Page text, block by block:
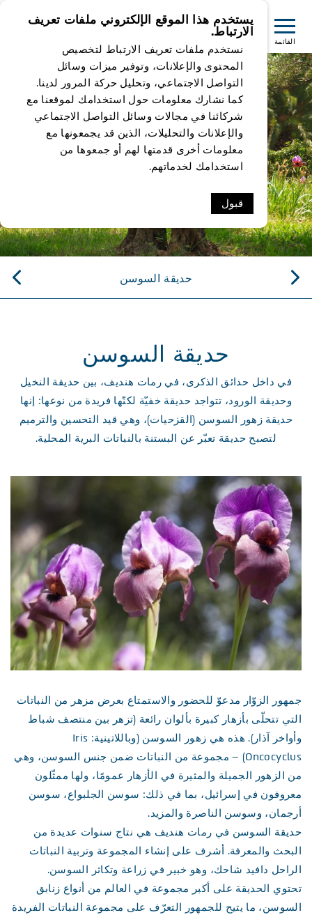
القائمة
حديقة السوسن
حديقة السوسن
في داخل حدائق الذكرى، في رمات هنديف، بين حديقة النخيل
وحديقة الورود، تتواجد حديقة خفيّة لكنّها فريدة من نوعها: إنها
حديقة زهور السوسن (القزحيات)، وهي قيد التحسين والترميم
لتصبح حديقة تعبّر عن البستنة بالنباتات البرية المحلية.
جمهور الزوّار مدعوّ للحضور والاستمتاع بعرض مزهر من النباتات
التي تتحلّى بأزهار كبيرة بألوان رائعة (تزهر بين منتصف شباط
وأواخر آذار). هذه هي زهور السوسن (وباللاتينية: Iris
Oncocyclus) – مجموعة من النباتات ضمن جنس السوسن، وهي
من الزهور الجميلة والمثيرة في الأزهار عمومًا، ولها ممثّلون
معروفون في إسرائيل، بما في ذلك: سوسن الجلبواع، سوسن
أرجمان، وسوسن الناصرة والمزيد.
حديقة السوسن في رمات هنديف هي نتاج سنوات عديدة من
البحث والمعرفة. أشرف على إنشاء المجموعة وتربية النباتات
الراحل دافيد شاحك، وهو خبير في زراعة وتكاثر السوسن.
تحتوي الحديقة على أكبر مجموعة في العالم من أنواع زنابق
السوسن، ما يتيح للجمهور التعرّف على مجموعة النباتات الفريدة
يستخدم هذا الموقع الإلكتروني ملفات تعريف
الارتباط.
نستخدم ملفات تعريف الارتباط لتخصيص
المحتوى والإعلانات، وتوفير ميزات وسائل
التواصل الاجتماعي، وتحليل حركة المرور لدينا.
كما نشارك معلومات حول استخدامك لموقعنا مع
شركائنا في مجالات وسائل التواصل الاجتماعي
والإعلانات والتحليلات، الذين قد يجمعونها مع
معلومات أخرى قدمتها لهم أو جمعوها من
استخدامك لخدماتهم.
قبول